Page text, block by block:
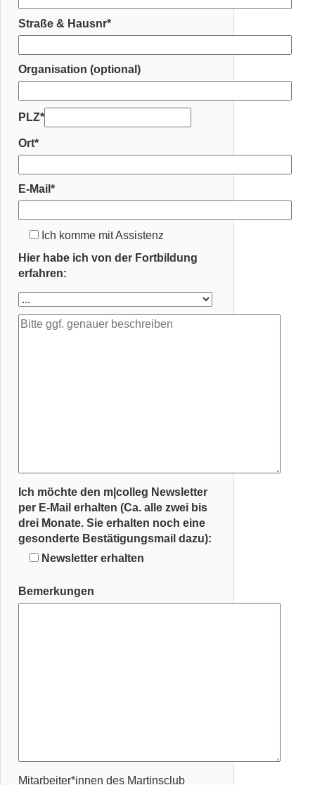
Straße & Hausnr*
Organisation (optional)
PLZ*
Ort*
E-Mail*
Ich komme mit Assistenz
Hier habe ich von der Fortbildung
erfahren:
Ich möchte den m|colleg Newsletter
per E-Mail erhalten (Ca. alle zwei bis
drei Monate. Sie erhalten noch eine
gesonderte Bestätigungsmail dazu):
Newsletter erhalten
Bemerkungen
Mitarbeiter*innen des Martinsclub